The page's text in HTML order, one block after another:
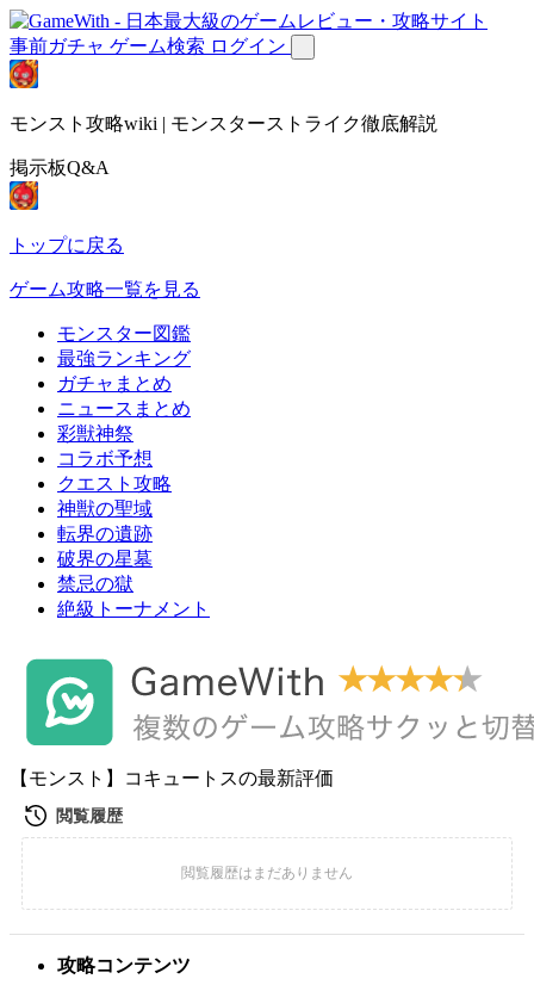
事前ガチャ ゲーム検索 ログイン
モンスト攻略wiki | モンスターストライク徹底解説
掲示板Q&A
トップに戻る
ゲーム攻略一覧を見る
モンスター図鑑
最強ランキング
ガチャまとめ
ニュースまとめ
彩獣神祭
コラボ予想
クエスト攻略
神獣の聖域
転界の遺跡
破界の星墓
禁忌の獄
絶級トーナメント
【モンスト】コキュートスの最新評価
攻略コンテンツ